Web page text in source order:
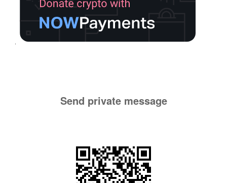
Send private message